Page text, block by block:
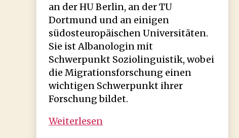
an der HU Berlin, an der TU
Dortmund und an einigen
südosteuropäischen Universitäten.
Sie ist Albanologin mit
Schwerpunkt Soziolinguistik, wobei
die Migrationsforschung einen
wichtigen Schwerpunkt ihrer
Forschung bildet.
Weiterlesen